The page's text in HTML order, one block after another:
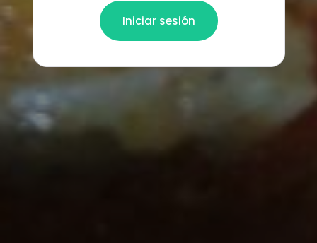
Iniciar sesión